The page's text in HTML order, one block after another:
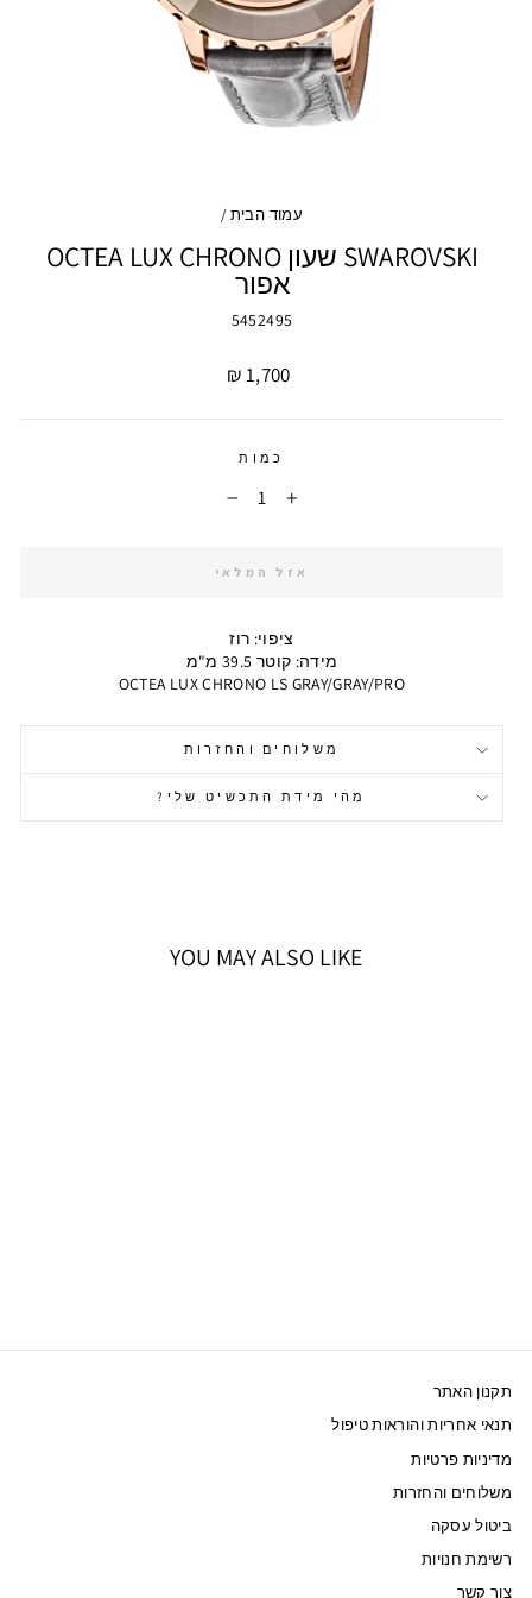
עמוד הבית /
SWAROVSKI שעון OCTEA LUX CHRONO
אפור
5452495
מחיר
1,700 ₪
כמות
+
אזל המלאי
ציפוי: רוז
מידה: קוטר 39.5 מ"מ
OCTEA LUX CHRONO LS GRAY/GRAY/PRO
משלוחים והחזרות
מהי מידת התכשיט שלי?
YOU MAY ALSO LIKE
תקנון האתר
תנאי אחריות והוראות טיפול
מדיניות פרטיות
משלוחים והחזרות
ביטול עסקה
רשימת חנויות
צור קשר